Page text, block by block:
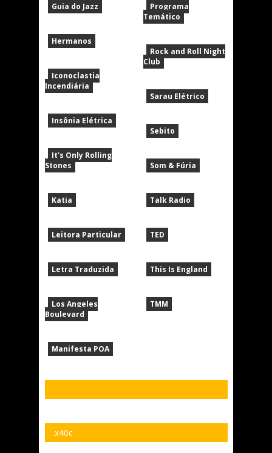
Guia do Jazz
Hermanos
Iconoclastia
Incendiária
Insônia Elétrica
It's Only Rolling
Stones
Katia
Leitora Particular
Letra Traduzida
Los Angeles
Boulevard
Manifesta POA
Programa
Temático
Rock and Roll Night
Club
Sarau Elétrico
Sebito
Som & Fúria
Talk Radio
TED
This Is England
TMM
x40c